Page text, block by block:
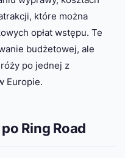
które można
opłat wstępu. Te
budżetowej, ale
po jednej z
Europie.
Ring Road